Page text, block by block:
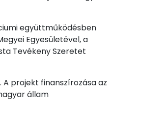
együttműködésben
Egyesületével, a
Tevékeny Szeretet
projekt finanszírozása az
állam